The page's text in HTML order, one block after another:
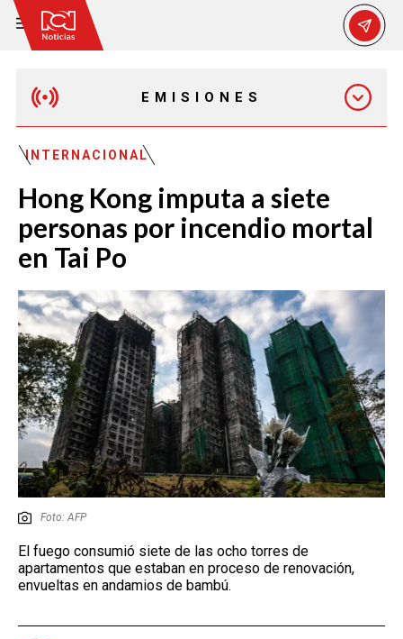
EMISIONES
EMISIÓN 7:00 PM
INTERNACIONAL
Hong Kong imputa a siete
personas por incendio mortal
en Tai Po
Foto: AFP
El fuego consumió siete de las ocho torres de
apartamentos que estaban en proceso de renovación,
envueltas en andamios de bambú.